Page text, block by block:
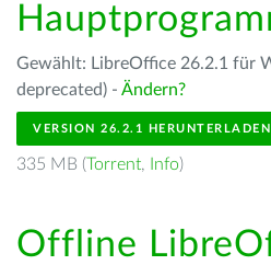
Gewählt: LibreOffice 26.2.1 für
deprecated) - Ändern?
VERSION 26.2.1 HERUNTERLADEN
335 MB (Torrent, Info)
Offline